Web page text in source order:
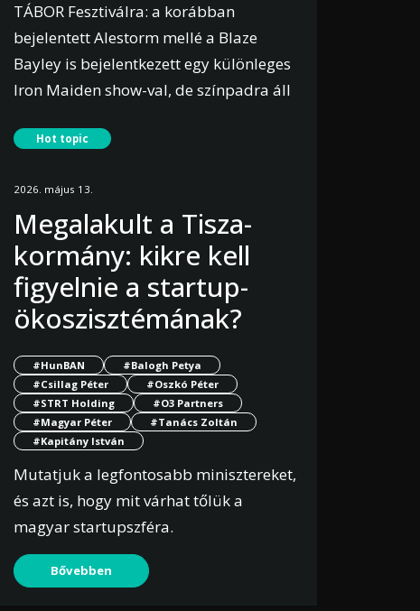
TÁBOR Fesztiválra: a korábban
bejelentett Alestorm mellé a Blaze
Bayley is bejelentkezett egy különleges
Iron Maiden show-val, de színpadra áll
Black Sabbath, Rainbow és Ozzy
legnagyobb, Balaton-parti rock
házibulijára számos hazai rock és
metal zenekar is visszaigazolta az
érkezését.
Bővebben
Hot topic
2026. május 13.
Megalakult a Tisza-
kormány: kikre kell
figyelnie a startup-
ökoszisztémának?
#HunBAN
#Balogh Petya
#Csillag Péter
#Oszkó Péter
#STRT Holding
#O3 Partners
#Magyar Péter
#Tanács Zoltán
#Kapitány István
Mutatjuk a legfontosabb minisztereket,
és azt is, hogy mit várhat tőlük a
magyar startupszféra.
Bővebben